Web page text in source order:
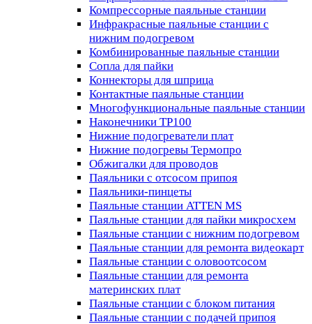
Компрессорные паяльные станции
Инфракрасные паяльные станции с
нижним подогревом
Комбинированные паяльные станции
Сопла для пайки
Коннекторы для шприца
Контактные паяльные станции
Многофункциональные паяльные станции
Наконечники TP100
Нижние подогреватели плат
Нижние подогревы Термопро
Обжигалки для проводов
Паяльники с отсосом припоя
Паяльники-пинцеты
Паяльные станции ATTEN MS
Паяльные станции для пайки микросхем
Паяльные станции с нижним подогревом
Паяльные станции для ремонта видеокарт
Паяльные станции с оловоотсосом
Паяльные станции для ремонта
материнских плат
Паяльные станции с блоком питания
Паяльные станции с подачей припоя